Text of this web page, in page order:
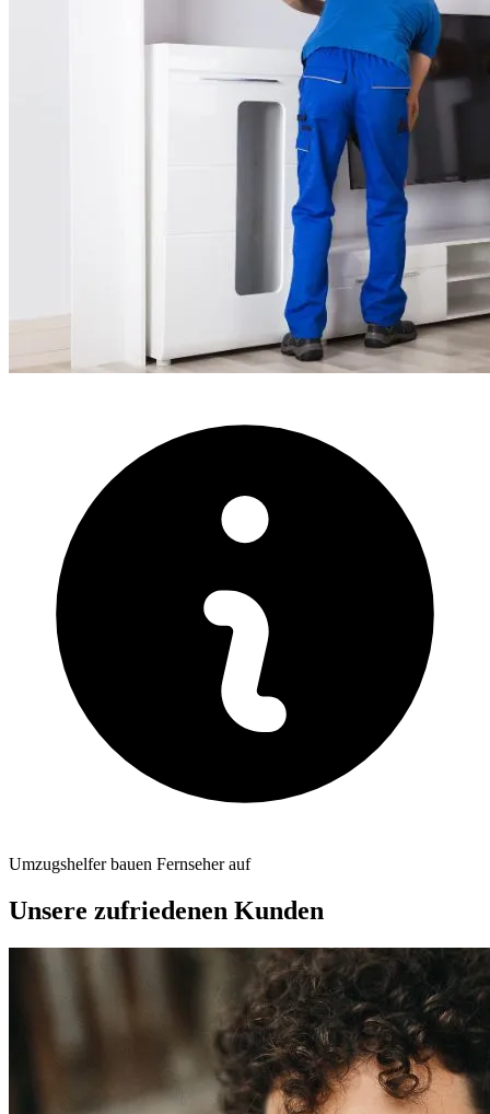
Umzugshelfer bauen Fernseher auf
Unsere zufriedenen Kunden